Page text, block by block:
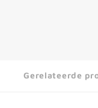
Gerelateerde